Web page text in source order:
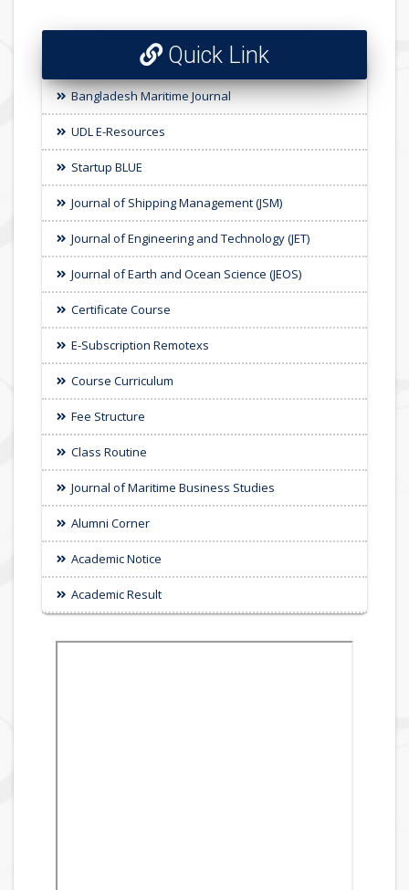
Quick Link
Bangladesh Maritime Journal
UDL E-Resources
Startup BLUE
Journal of Shipping Management (JSM)
Journal of Engineering and Technology (JET)
Journal of Earth and Ocean Science (JEOS)
Certificate Course
E-Subscription Remotexs
Course Curriculum
Fee Structure
Class Routine
Journal of Maritime Business Studies
Alumni Corner
Academic Notice
Academic Result